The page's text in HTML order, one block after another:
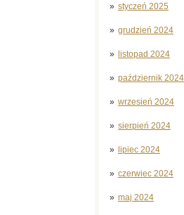
styczeń 2025
grudzień 2024
listopad 2024
październik 2024
wrzesień 2024
sierpień 2024
lipiec 2024
czerwiec 2024
maj 2024